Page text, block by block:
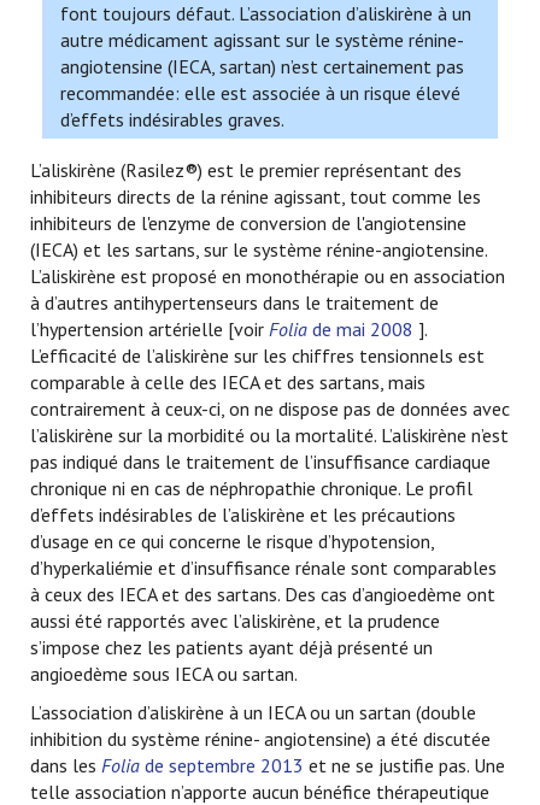
font toujours défaut. L’association d’aliskirène à un
autre médicament agissant sur le système rénine-
angiotensine (IECA, sartan) n’est certainement pas
recommandée: elle est associée à un risque élevé
d’effets indésirables graves.
L’aliskirène (Rasilez®) est le premier représentant des
inhibiteurs directs de la rénine agissant, tout comme les
inhibiteurs de l'enzyme de conversion de l'angiotensine
(IECA) et les sartans, sur le système rénine-angiotensine.
L’aliskirène est proposé en monothérapie ou en association
à d’autres antihypertenseurs dans le traitement de
l’hypertension artérielle [voir Folia de mai 2008 ].
L’efficacité de l’aliskirène sur les chiffres tensionnels est
comparable à celle des IECA et des sartans, mais
contrairement à ceux-ci, on ne dispose pas de données avec
l’aliskirène sur la morbidité ou la mortalité. L’aliskirène n’est
pas indiqué dans le traitement de l’insuffisance cardiaque
chronique ni en cas de néphropathie chronique. Le profil
d’effets indésirables de l’aliskirène et les précautions
d’usage en ce qui concerne le risque d’hypotension,
d’hyperkaliémie et d’insuffisance rénale sont comparables
à ceux des IECA et des sartans. Des cas d’angioedème ont
aussi été rapportés avec l’aliskirène, et la prudence
s’impose chez les patients ayant déjà présenté un
angioedème sous IECA ou sartan.
L’association d’aliskirène à un IECA ou un sartan (double
inhibition du système rénine- angiotensine) a été discutée
dans les Folia de septembre 2013 et ne se justifie pas. Une
telle association n’apporte aucun bénéfice thérapeutique